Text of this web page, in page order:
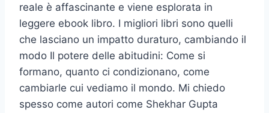
reale è affascinante e viene esplorata in
leggere ebook libro. I migliori libri sono quelli
che lasciano un impatto duraturo, cambiando il
modo Il potere delle abitudini: Come si
formano, quanto ci condizionano, come
cambiarle cui vediamo il mondo. Mi chiedo
spesso come autori come Shekhar Gupta